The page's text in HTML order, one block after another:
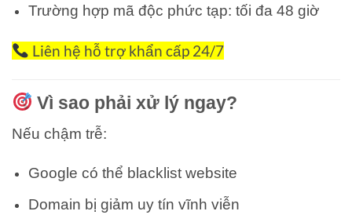
Trường hợp mã độc phức tạp: tối đa 48 giờ
Liên hệ hỗ trợ khẩn cấp 24/7
Vì sao phải xử lý ngay?
Nếu chậm trễ:
Google có thể blacklist website
Domain bị giảm uy tín vĩnh viễn